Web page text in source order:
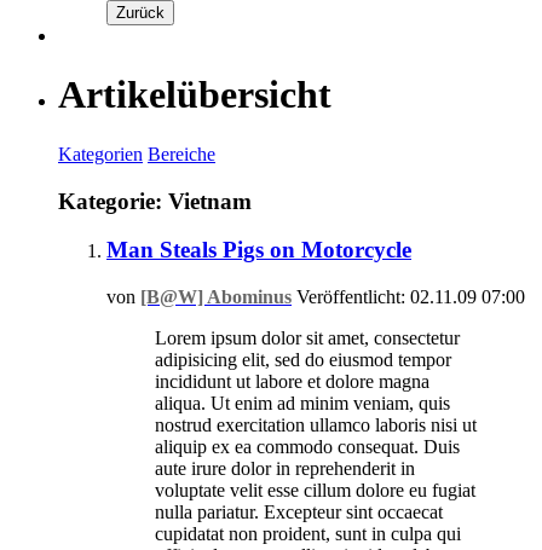
Zurück
Artikelübersicht
Kategorien Bereiche
Kategorie: Vietnam
Man Steals Pigs on Motorcycle
von [B@W] Abominus Veröffentlicht: 02.11.09 07:00
Lorem ipsum dolor sit amet, consectetur
adipisicing elit, sed do eiusmod tempor
incididunt ut labore et dolore magna
aliqua. Ut enim ad minim veniam, quis
nostrud exercitation ullamco laboris nisi ut
aliquip ex ea commodo consequat. Duis
aute irure dolor in reprehenderit in
voluptate velit esse cillum dolore eu fugiat
nulla pariatur. Excepteur sint occaecat
cupidatat non proident, sunt in culpa qui